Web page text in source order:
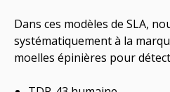
Dans ces modèles de SLA,
systématiquement à la
moelles épinières pour